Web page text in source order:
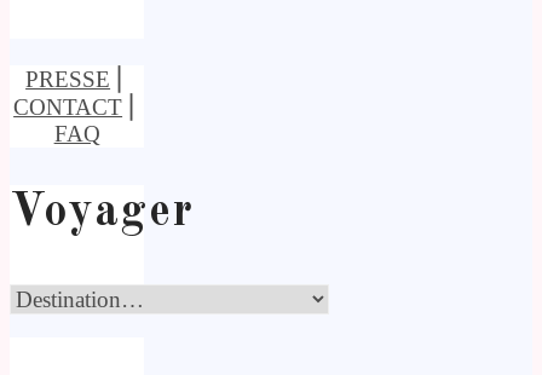
PRESSE
CONTACT
FAQ
Voyager